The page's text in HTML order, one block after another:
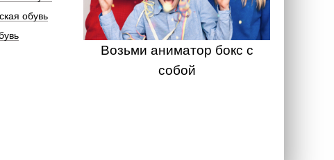
обувь
Возьми аниматор бокс с
собой